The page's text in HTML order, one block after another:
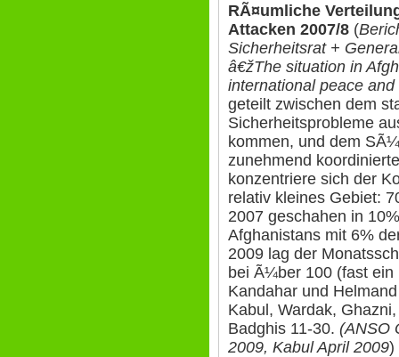
RÃ¤umliche
Attacken 2007/8 (
Sicherheitsrat +
â€žThe situation in
international peace and
geteilt zwischen dem
Sicherheitsprobleme
kommen, und dem
zunehmend
konzentriere sich der
relativ kleines Gebiet:
2007 geschahen in
Afghanistans mit 6%
2009 lag der
bei Ã¼ber 100 (fast ein
Kandahar und
Kabul, Wardak,
Badghis 11-30. (ANSO
2009, Kabul April 2009)